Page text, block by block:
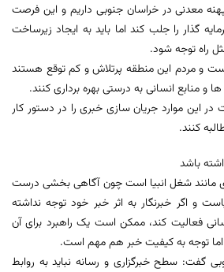
حدود 10 هزار پهنه معدنی در خراسان جنوبی داریم و این فرصت
گذار را جلب کند اما باید به ایجاد زیرساخت
راه توجه شود.
و مردم این منطقه پرتلاش و کم توقع هستند
و منابع انسانی به درستی بهره برداری کنند.
این موارد جریان سازی خبری را در دستور کار
کنند.
باشد
مانند شغل انبیا است چون آگاهی بخشی درست
و اگر خبرنگار به اثر خبر خود توجه نداشته
فعالیت کند، ممکن است یک راهبرد برای آن
توجه به کیفیت خبر هم مهم است.
گفت: سطح خبرگزاری و رسانه نباید به روابط